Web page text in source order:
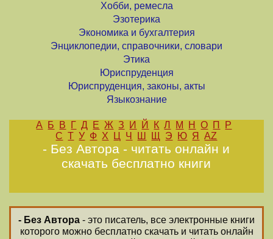
Хобби, ремесла
Эзотерика
Экономика и бухгалтерия
Энциклопедии, справочники, словари
Этика
Юриспруденция
Юриспруденция, законы, акты
Языкознание
А Б В Г Д Е Ж З И Й К Л М Н О П
Р
С Т У Ф Х Ц Ч Ш Щ Э Ю Я AZ
- Без Автора - читать онлайн и
скачать бесплатно книги
- Без Автора - это писатель, все электронные книги
которого можно бесплатно скачать и читать онлайн